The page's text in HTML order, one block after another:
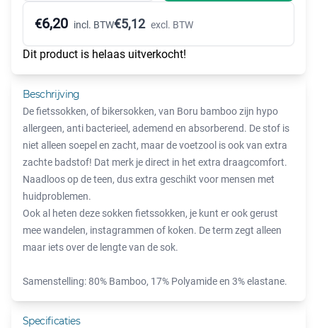
€6,20 incl. BTW€5,12 excl. BTW
Dit product is helaas uitverkocht!
Beschrijving
De fietssokken, of bikersokken, van Boru bamboo zijn hypo
allergeen, anti bacterieel, ademend en absorberend. De stof is
niet alleen soepel en zacht, maar de voetzool is ook van extra
zachte badstof! Dat merk je direct in het extra draagcomfort.
Naadloos op de teen, dus extra geschikt voor mensen met
huidproblemen.
Ook al heten deze sokken fietssokken, je kunt er ook gerust
mee wandelen, instagrammen of koken. De term zegt alleen
maar iets over de lengte van de sok.
Samenstelling: 80% Bamboo, 17% Polyamide en 3% elastane.
Specificaties